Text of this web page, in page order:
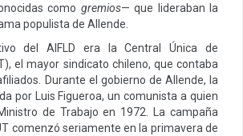
como gremios— que lideraban la
populista de Allende.
del AIFLD era la Central Única de
el mayor sindicato chileno, que contaba
Durante el gobierno de Allende, la
por Luis Figueroa, un comunista a quien
de Trabajo en 1972. La campaña
comenzó seriamente en la primavera de